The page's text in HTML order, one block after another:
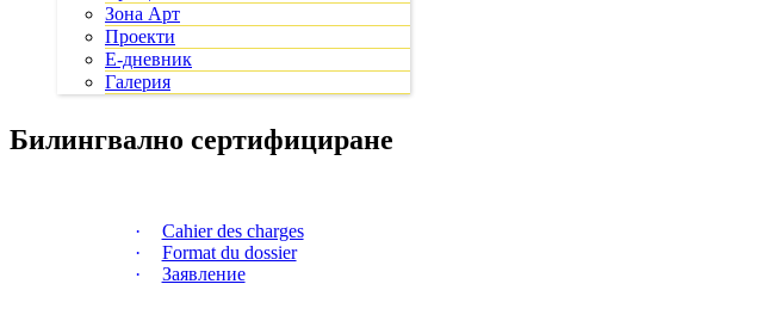
Зона Арт
Проекти
Е-дневник
Галерия
Билингвално сертифициране
·
Cahier des charges
·
Format du dossier
·
Заявление